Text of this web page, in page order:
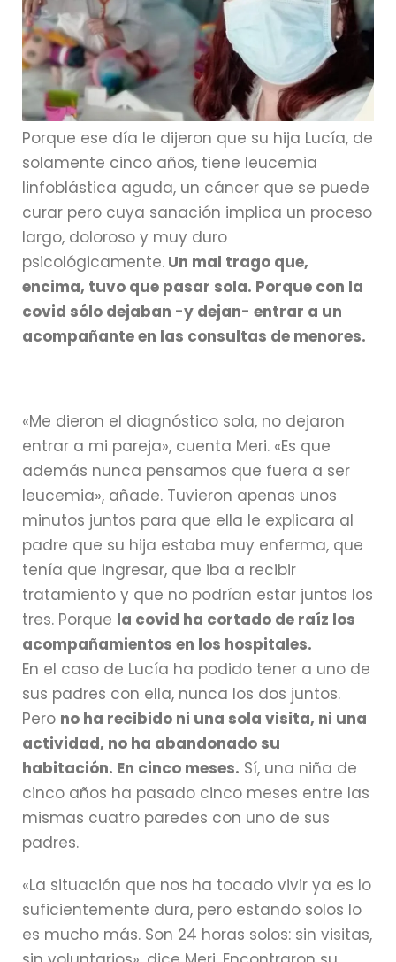
Porque ese día le dijeron que su hija Lucía, de
solamente cinco años, tiene leucemia
linfoblástica aguda, un cáncer que se puede
curar pero cuya sanación implica un proceso
largo, doloroso y muy duro
psicológicamente. Un mal trago que,
encima, tuvo que pasar sola. Porque con la
covid sólo dejaban -y dejan- entrar a un
acompañante en las consultas de menores.
«Me dieron el diagnóstico sola, no dejaron
entrar a mi pareja», cuenta Meri. «Es que
además nunca pensamos que fuera a ser
leucemia», añade. Tuvieron apenas unos
minutos juntos para que ella le explicara al
padre que su hija estaba muy enferma, que
tenía que ingresar, que iba a recibir
tratamiento y que no podrían estar juntos los
tres. Porque la covid ha cortado de raíz los
acompañamientos en los hospitales.
En el caso de Lucía ha podido tener a uno de
sus padres con ella, nunca los dos juntos.
Pero no ha recibido ni una sola visita, ni una
actividad, no ha abandonado su
habitación. En cinco meses. Sí, una niña de
cinco años ha pasado cinco meses entre las
mismas cuatro paredes con uno de sus
padres.
«La situación que nos ha tocado vivir ya es lo
suficientemente dura, pero estando solos lo
es mucho más. Son 24 horas solos: sin visitas,